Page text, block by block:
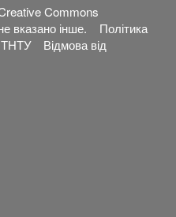
Commons
вказано інше.
Політика
ТНТУ
Відмова від